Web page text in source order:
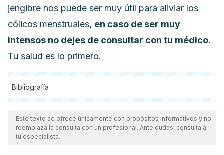
jengibre nos puede ser muy útil para aliviar los
cólicos menstruales, en caso de ser muy
intensos no dejes de consultar con tu médico.
Tu salud es lo primero.
Bibliografía
Todas las fuentes citadas fueron revisadas a profundidad por
nuestro equipo, para asegurar su calidad, confiabilidad,
vigencia y validez.La bibliografía de este artículo fue
Este texto se ofrece únicamente con propósitos informativos y no
reemplaza la consulta con un profesional. Ante dudas, consulta a
tu especialista.